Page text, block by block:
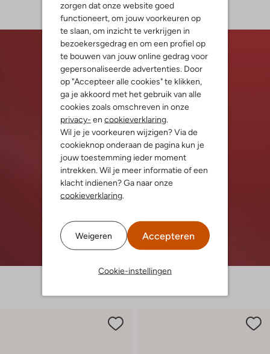
zorgen dat onze website goed
functioneert, om jouw voorkeuren op
te slaan, om inzicht te verkrijgen in
bezoekersgedrag en om een profiel op
te bouwen van jouw online gedrag voor
gepersonaliseerde advertenties. Door
op "Accepteer alle cookies" te klikken,
ga je akkoord met het gebruik van alle
cookies zoals omschreven in onze
privacy- en cookieverklaring.
Wil je je voorkeuren wijzigen? Via de
cookieknop onderaan de pagina kun je
jouw toestemming ieder moment
intrekken. Wil je meer informatie of een
klacht indienen? Ga naar onze
cookieverklaring.
Weigeren Accepteren
Cookie-instellingen